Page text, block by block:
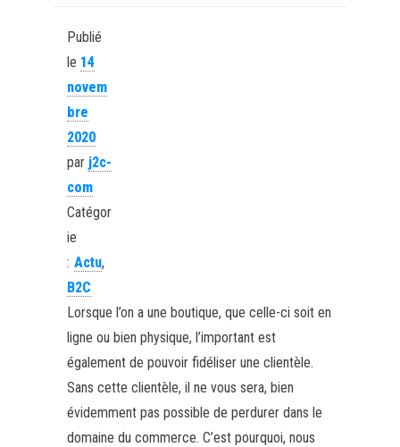
Publié
le 14
novem
bre
2020
par j2c-
com
Catégor
ie
: Actu,
B2C
Lorsque l’on a une boutique, que celle-ci soit en
ligne ou bien physique, l’important est
également de pouvoir fidéliser une clientèle.
Sans cette clientèle, il ne vous sera, bien
évidemment pas possible de perdurer dans le
domaine du commerce. C’est pourquoi, nous